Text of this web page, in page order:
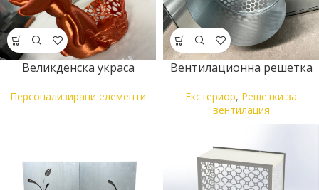
Великденска украса
Персонализирани елементи
Вентилационна решетка
Екстериор, Решетки за
вентилация